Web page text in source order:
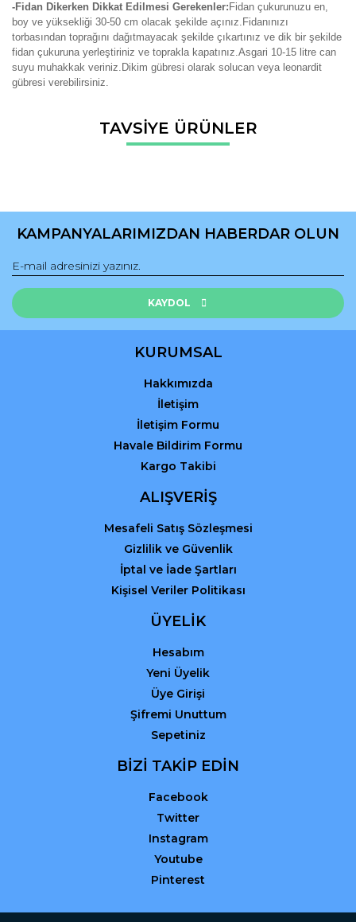
-Fidan Dikerken Dikkat Edilmesi Gerekenler: Fidan çukurunuzu en,
boy ve yüksekliği 30-50 cm olacak şekilde açınız.Fidanınızı
torbasından toprağını dağıtmayacak şekilde çıkartınız ve dik bir şekilde
fidan çukuruna yerleştiriniz ve toprakla kapatınız.Asgari 10-15 litre can
suyu muhakkak veriniz.Dikim gübresi olarak solucan veya leonardit
gübresi verebilirsiniz.
Bu ürüne ilk yorumu siz yapın!
Bu ürünün fiyat bilgisi, resim, ürün açıklamalarında ve diğer
konularda yetersiz gördüğünüz noktaları öneri formunu
Ürün açıklamasında eksik bilgiler bulunuyor.
Ürün fiyatı diğer sitelerden daha pahalı.
Bu ürüne benzer farklı alternatifler olmalı.
Gönder
TAVSİYE ÜRÜNLER
KAMPANYALARIMIZDAN HABERDAR OLUN
KAYDOL
KURUMSAL
Hakkımızda
İletişim
İletişim Formu
Havale Bildirim Formu
Kargo Takibi
ALIŞVERİŞ
Mesafeli Satış Sözleşmesi
Gizlilik ve Güvenlik
İptal ve İade Şartları
Kişisel Veriler Politikası
ÜYELİK
Hesabım
Yeni Üyelik
Üye Girişi
Şifremi Unuttum
Sepetiniz
BİZİ TAKİP EDİN
Facebook
Twitter
Instagram
Youtube
Pinterest